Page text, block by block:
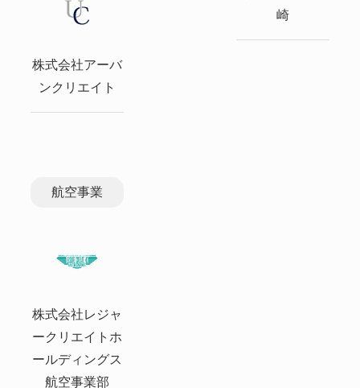
株式会社アーバ
ンクリエイト
航空事業
株式会社レジャ
ークリエイトホ
ールディングス
航空事業部
崎